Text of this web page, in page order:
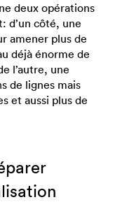
deux opérations
d’un côté, une
amener plus de
déjà énorme de
l’autre, une
de lignes mais
et aussi plus de